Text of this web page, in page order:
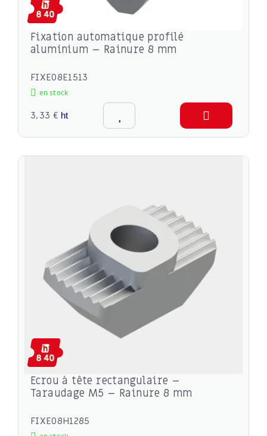
Fixation automatique profilé
aluminium – Rainure 8 mm
FIXE08E1513
en stock
3,33 € ht
Ecrou à tête rectangulaire –
Taraudage M5 – Rainure 8 mm
FIXE08H1285